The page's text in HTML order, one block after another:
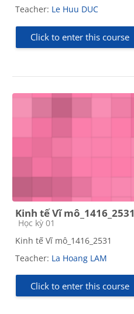
Teacher: Le Huu DUC
Click to enter this course
Kinh tế Vĩ mô_1416_2531
Course category
Học kỳ 01
Kinh tế Vĩ mô_1416_2531
Teacher: La Hoang LAM
Click to enter this course